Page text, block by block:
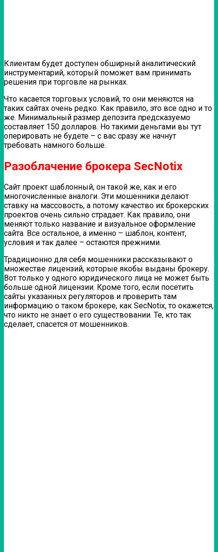
Клиентам будет доступен обширный аналитический
инструментарий, который поможет вам принимать
решения при торговле на рынках.
Что касается торговых условий, то они меняются на
таких сайтах очень редко. Как правило, это все одно и то
же. Минимальный размер депозита предсказуемо
составляет 150 долларов. Но такими деньгами вы тут
оперировать не будете – с вас сразу же начнут
требовать намного больше.
Разоблачение брокера SecNotix
Сайт проект шаблонный, он такой же, как и его
многочисленные аналоги. Эти мошенники делают
ставку на массовость, а потому качество их брокерских
проектов очень сильно страдает. Как правило, они
меняют только название и визуальное оформление
сайта. Все остальное, а именно – шаблон, контент,
условия и так далее – остаются прежними.
Традиционно для себя мошенники рассказывают о
множестве лицензий, которые якобы выданы брокеру.
Вот только у одного юридического лица не может быть
больше одной лицензии. Кроме того, если посетить
сайты указанных регуляторов и проверить там
информацию о таком брокере, как SecNotix, то окажется,
что никто не знает о его существовании. Те, кто так
сделает, спасется от мошенников.